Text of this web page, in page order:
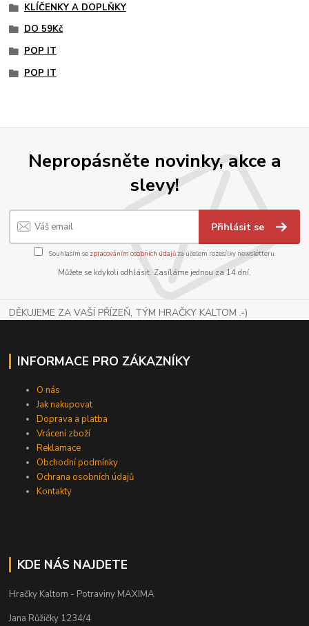
KLÍČENKY A DOPLŇKY
DO 59Kč
POP IT
POP IT
Nepropásněte novinky, akce a
slevy!
Přihlásit se
Souhlasím se zpracováním osobních údajůza účelem rozesílky newsletteru.
Můžete se kdykoli odhlásit. Zasíláme jednou za 14 dní.
DĚKUJEME ZA VAŠÍ PŘÍZEŇ, TÝM HRAČKY KALTOM .-)
INFORMACE PRO ZÁKAZNÍKY
O nás
Jak nakupovat
Doprava a platba
Vrácení zboží
Reklamace
Obchodní podmínky
Ochrana osobních údajů
Kontakty
KDE NÁS NAJDETE
Hračky Kaltom - Potraviny MAXIMA
Jana Růžičky 1234/4